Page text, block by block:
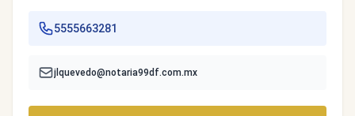
5555663281
jlquevedo@notaria99df.com.mx